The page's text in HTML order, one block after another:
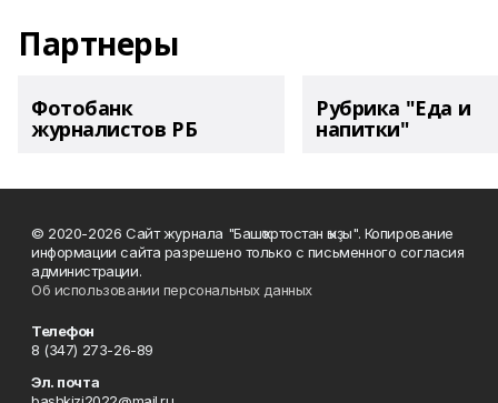
Партнеры
Фотобанк
журналистов РБ
Рубрика "Еда и
напитки"
© 2020-2026 Сайт журнала "Башҡортостан ҡыҙы". Копирование
информации сайта разрешено только с письменного согласия
администрации.
Об использовании персональных данных
Телефон
8 (347) 273-26-89
Эл. почта